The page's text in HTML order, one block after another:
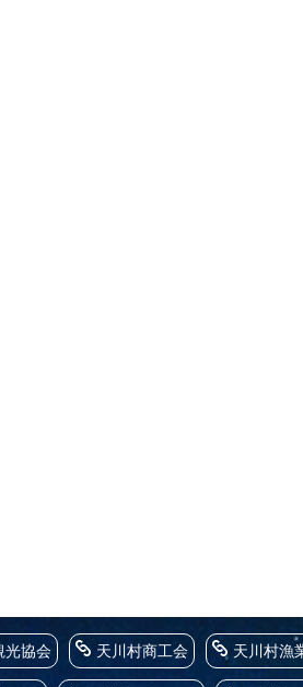
天川村漁
天川村商工会
光協会